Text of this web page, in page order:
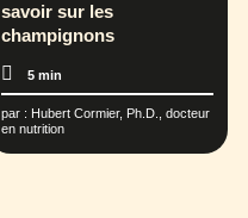
savoir sur les
champignons
5 min
par : Hubert Cormier, Ph.D., docteur
en nutrition